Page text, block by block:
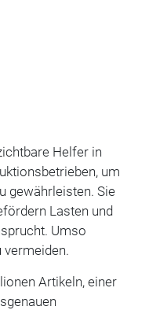
Helfer in
um
gewährleisten. Sie
Lasten und
Umso
Artikeln, einer